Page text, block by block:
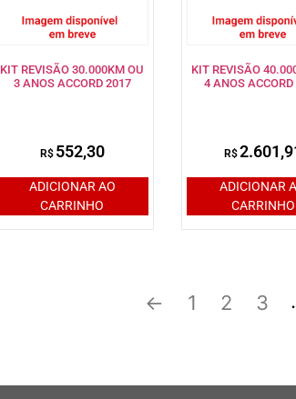
KIT REVISÃO 30.000KM OU
3 ANOS ACCORD 2017
R$ 552,30
ADICIONAR AO
CARRINHO
KIT REVISÃO
4 ANOS
R$
ADICIONAR
CARRINHO
← 1 2 3